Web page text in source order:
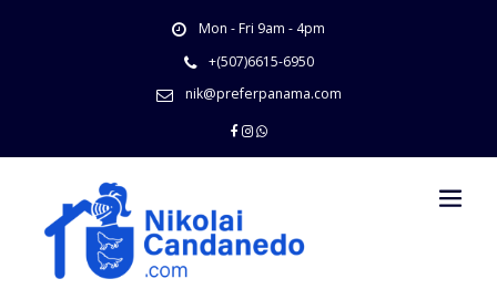
Mon - Fri 9am - 4pm
+(507)6615-6950
nik@preferpanama.com